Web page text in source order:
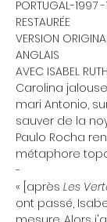
PORTUGAL-1997
RESTAURÉE
VERSION
ANGLAIS
AVEC ISABEL
Carolina
mari Antonio,
sauver de la
Paulo Rocha
métaphore
-
« [après Les
ont passé,